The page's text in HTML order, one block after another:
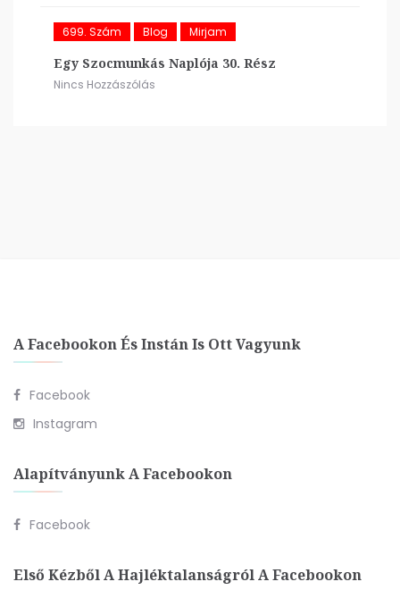
699. Szám Blog Mirjam
Egy Szocmunkás Naplója 30. Rész
Nincs Hozzászólás
A Facebookon És Instán Is Ott Vagyunk
Facebook
Instagram
Alapítványunk A Facebookon
Facebook
Első Kézből A Hajléktalanságról A Facebookon